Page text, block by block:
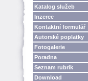
Katalog služeb
Inzerce
Kontaktní formulář
Autorské poplatky
Fotogalerie
Poradna
Seznam rubrik
Download